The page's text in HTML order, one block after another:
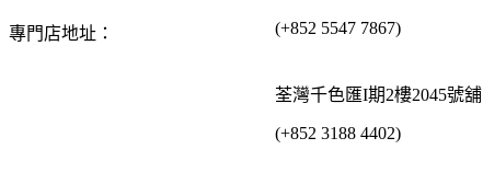
專門店地址： (+852 5547 7867)
荃灣千色匯I期2樓2045號舖
(+852 3188 4402)